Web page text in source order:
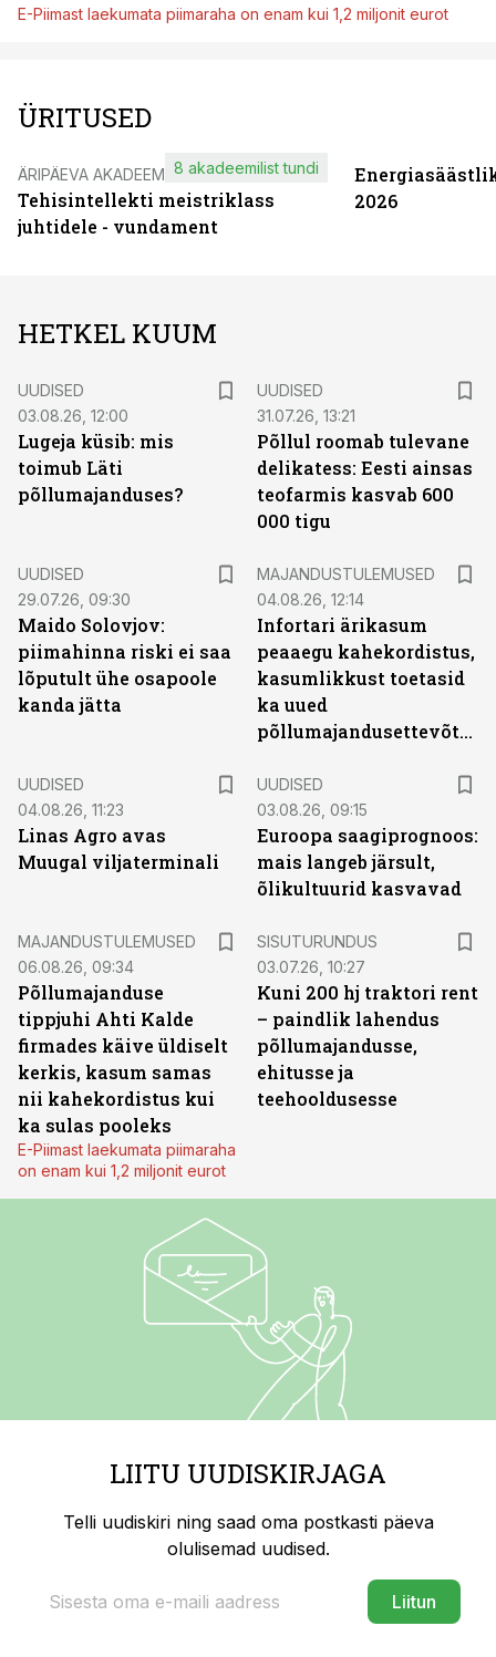
E-Piimast laekumata piimaraha on enam kui 1,2 miljonit eurot
ÜRITUSED
ÄRIPÄEVA AKADEEMIA
Tehisintellekti meistriklass
juhtidele - vundament
8 akadeemilist tundi
2026
HETKEL KUUM
UUDISED
03.08.26, 12:00
Lugeja küsib: mis
toimub Läti
põllumajanduses?
UUDISED
31.07.26, 13:21
Põllul roomab tulevane
delikatess: Eesti ainsas
teofarmis kasvab 600
000 tigu
UUDISED
29.07.26, 09:30
Maido Solovjov:
piimahinna riski ei saa
lõputult ühe osapoole
kanda jätta
MAJANDUSTULEMUSED
04.08.26, 12:14
Infortari ärikasum
peaaegu kahekordistus,
kasumlikkust toetasid
ka uued
põllumajandusettevõtted
UUDISED
04.08.26, 11:23
Linas Agro avas
Muugal viljaterminali
UUDISED
03.08.26, 09:15
Euroopa saagiprognoos:
mais langeb järsult,
õlikultuurid kasvavad
MAJANDUSTULEMUSED
06.08.26, 09:34
Põllumajanduse
tippjuhi Ahti Kalde
firmades käive üldiselt
kerkis, kasum samas
nii kahekordistus kui
ka sulas pooleks
E-Piimast laekumata piimaraha
on enam kui 1,2 miljonit eurot
SISUTURUNDUS
03.07.26, 10:27
Kuni 200 hj traktori rent
– paindlik lahendus
põllumajandusse,
ehitusse ja
teehooldusesse
LIITU UUDISKIRJAGA
Telli uudiskiri ning saad oma postkasti päeva
olulisemad uudised.
Liitun